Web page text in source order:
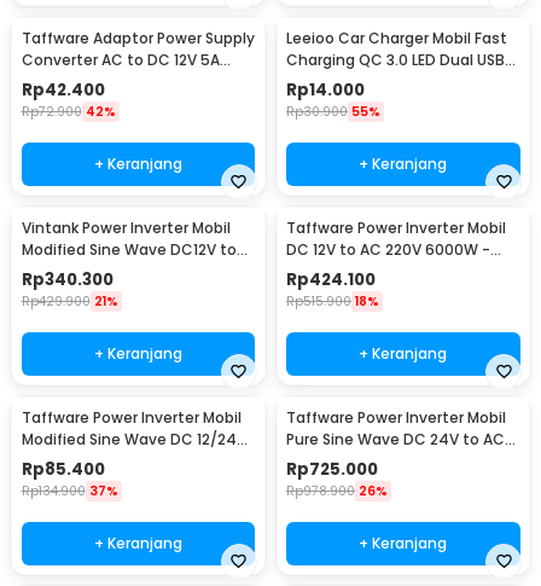
Taffware Adaptor Power Supply
Converter AC to DC 12V 5A
Cigarette Port - XH213
Rp42.400
Rp72.900 42%
+ Keranjang
Leeioo Car Charger Mobil Fast
Charging QC 3.0 LED Dual USB
Port 2.4A - LE001
Rp14.000
Rp30.900 55%
+ Keranjang
Vintank Power Inverter Mobil
Modified Sine Wave DC12V to
AC220V 4000W - CMZ-4000
Rp340.300
Rp429.900 21%
+ Keranjang
Taffware Power Inverter Mobil
DC 12V to AC 220V 6000W -
Q6000
Rp424.100
Rp515.900 18%
+ Keranjang
Taffware Power Inverter Mobil
Modified Sine Wave DC 12/24V
to AC 220V - EA851
Rp85.400
Rp134.900 37%
+ Keranjang
Taffware Power Inverter Mobil
Pure Sine Wave DC 24V to AC
220V 2000W - NBQ2000W
Rp725.000
Rp978.900 26%
+ Keranjang